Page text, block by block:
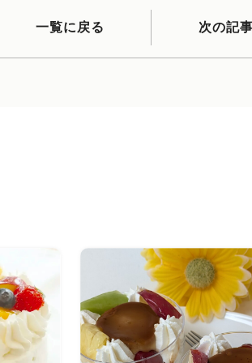
次の記
一覧に戻る